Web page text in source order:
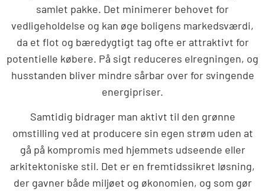
samlet pakke. Det minimerer behovet for
vedligeholdelse og kan øge boligens markedsværdi,
da et flot og bæredygtigt tag ofte er attraktivt for
potentielle købere. På sigt reduceres elregningen, og
husstanden bliver mindre sårbar over for svingende
energipriser.
Samtidig bidrager man aktivt til den grønne
omstilling ved at producere sin egen strøm uden at
gå på kompromis med hjemmets udseende eller
arkitektoniske stil. Det er en fremtidssikret løsning,
der gavner både miljøet og økonomien, og som gør